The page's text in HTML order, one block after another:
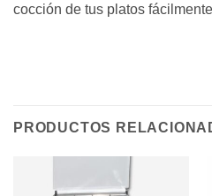
cocción de tus platos
PRODUCTOS